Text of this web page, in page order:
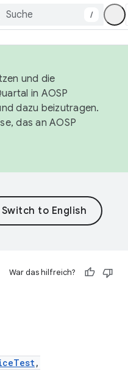
/
und die
in AOSP
dazu beizutragen.
das an AOSP
War das hilfreich?
,